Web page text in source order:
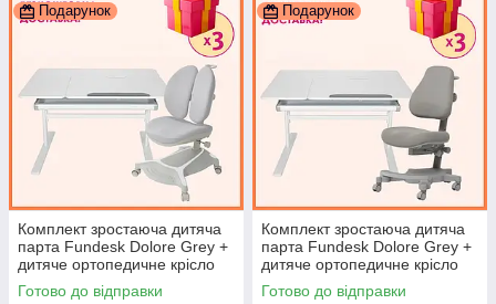
Подарунок
Комплект зростаюча дитяча
парта Fundesk Dolore Grey +
дитяче ортопедичне крісло
Cubby Bunias Grey для
школяра
Готово до відправки
Подарунок
Комплект зростаюча дитяча
парта Fundesk Dolore Grey +
дитяче ортопедичне крісло
Cubby Solidago Grey для
школяра
Готово до відправки